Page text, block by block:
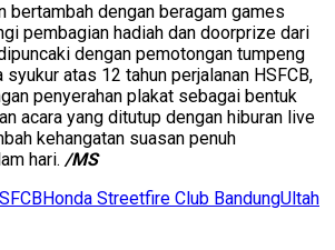
bertambah dengan beragam games
pembagian hadiah dan doorprize dari
dengan pemotongan tumpeng
atas 12 tahun perjalanan HSFCB,
penyerahan plakat sebagai bentuk
acara yang ditutup dengan hiburan live
kehangatan suasan penuh
hari. /MS
Honda Streetfire Club BandungUltah